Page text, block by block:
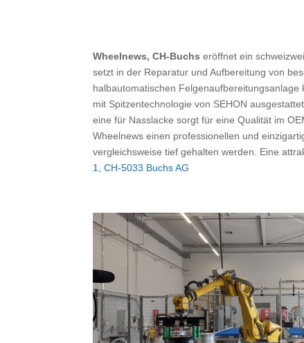
Wheelnews, CH-Buchs eröffnet ein
setzt in der Reparatur und Aufbereitung von
halbautomatischen
mit Spitzentechnologie von SEHON
eine für Nasslacke sorgt für eine Qualität im
Wheelnews einen professionellen und
vergleichsweise tief gehalten werden. Eine
1, CH-5033 Buchs AG